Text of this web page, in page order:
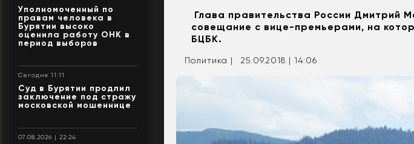
Уполномоченный по
правам человека в
Бурятии высоко
оценила работу ОНК в
период выборов
Сегодня 11:11
Суд в Бурятии продлил
заключение под стражу
московской мошеннице
07.08.2026 | 22:24
Глава правительства России Дмитрий
совещание с вице-премьерами, на
БЦБК.
Политика | 25.09.2018 | 14:06